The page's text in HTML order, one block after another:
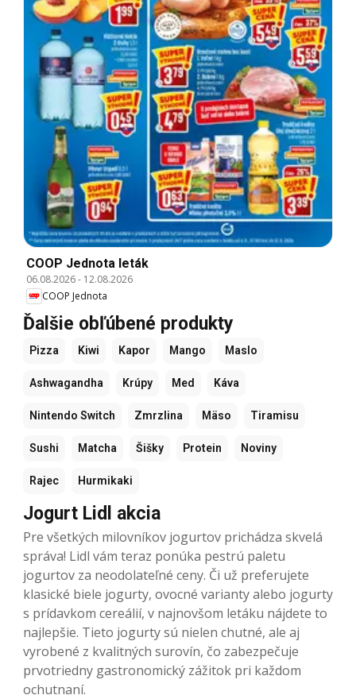
COOP Jednota leták
06.08.2026- 12.08.2026
COOP Jednota
Ďalšie obľúbené produkty
Pizza Kiwi Kapor Mango Maslo
Ashwagandha Krúpy Med Káva
Nintendo Switch Zmrzlina Mäso Tiramisu
Sushi Matcha Šišky Protein Noviny
Rajec Hurmikaki
Jogurt Lidl akcia
Pre všetkých milovníkov jogurtov prichádza skvelá
správa! Lidl vám teraz ponúka pestrú paletu
jogurtov za neodolateľné ceny. Či už preferujete
klasické biele jogurty, ovocné varianty alebo jogurty
s prídavkom cereálií, v najnovšom letáku nájdete to
najlepšie. Tieto jogurty sú nielen chutné, ale aj
vyrobené z kvalitných surovín, čo zabezpečuje
prvotriedny gastronomický zážitok pri každom
ochutnaní.